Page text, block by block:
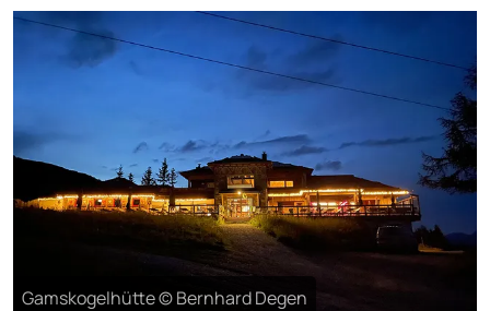
Gamskogelhütte © Bernhard Degen